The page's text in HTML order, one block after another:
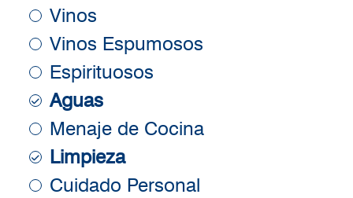
Vinos
Vinos Espumosos
Espirituosos
Aguas
Menaje de Cocina
Limpieza
Cuidado Personal